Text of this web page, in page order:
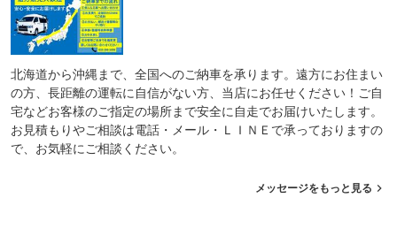
北海道から沖縄まで、全国へのご納車を承ります。遠方にお住まい
の方、長距離の運転に自信がない方、当店にお任せください！ご自
宅などお客様のご指定の場所まで安全に自走でお届けいたします。
お見積もりやご相談は電話・メール・ＬＩＮＥで承っておりますの
で、お気軽にご相談ください。
メッセージをもっと見る